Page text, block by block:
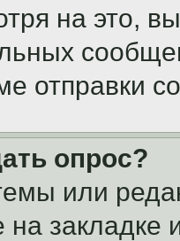
на это,
отправки
опрос?
или